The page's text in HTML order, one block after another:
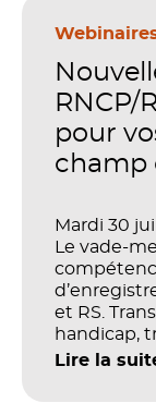
RNCP/
pour
champ
Mardi 30
Le vade-
et RS.
handicap,
impacts
Lire la